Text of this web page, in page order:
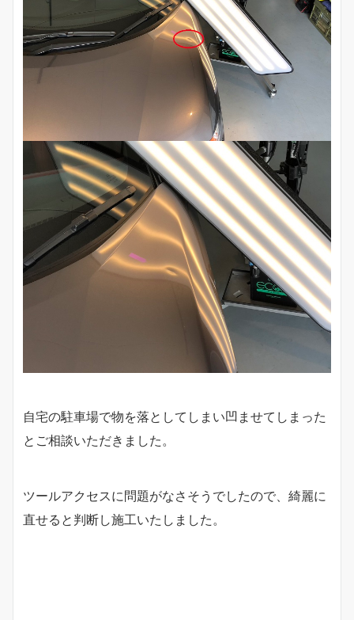
自宅の駐車場で物を落としてしまい凹ませてしまった
とご相談いただきました。
ツールアクセスに問題がなさそうでしたので、綺麗に
直せると判断し施工いたしました。